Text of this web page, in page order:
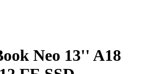
Neo 13'' A18